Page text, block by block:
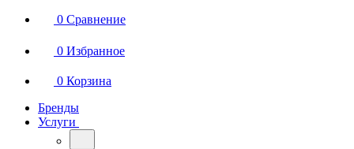
0 Сравнение
0 Избранное
0 Корзина
Бренды
Услуги